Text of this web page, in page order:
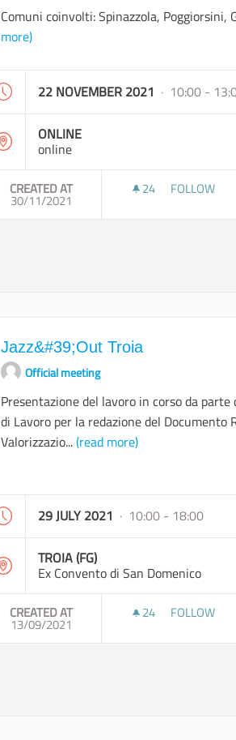
Comuni coinvolti: Spinazzola, Poggiorsini,
more)
22 NOVEMBER 2021 · 10:00 -
ONLINE
online
CREATED AT
30/11/2021
24 24 FOLLOWERS
FOLLOW
Jazz&#39;Out Troia
Official meeting
Presentazione del lavoro in corso da parte
di Lavoro per la redazione del Documento
Valorizzazio...(read more)
29 JULY 2021 · 10:00 - 18:00
TROIA (FG)
Ex Convento di San Domenico
CREATED AT
13/09/2021
24 24 FOLLOWERS
FOLLOW